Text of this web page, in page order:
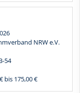
NRW e.V.
54
bis 175,00 €